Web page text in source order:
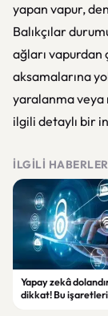
yapan vapur,
Balıkçılar
ağları vapurdan
aksamalarına
yaralanma veya
ilgili detaylı bir
İLGILI HABERLER
Yapay zekâ
dikkat! Bu